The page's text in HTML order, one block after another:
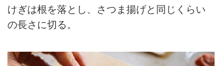
けぎは根を落とし、さつま揚げと同じくらい
の長さに切る。